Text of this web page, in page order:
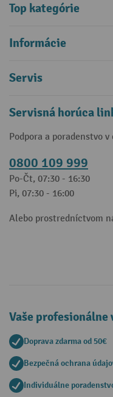
Top kategórie
Informácie
Servis
Servisná horúca
Podpora a poradenstvo v
0800 109 999
Po-Čt, 07:30 - 16:30
Pi, 07:30 - 16:00
Alebo prostredníctvom
Vaše profesionálne
Doprava zdarma od 50€
Bezpečná ochrana
Individuálne